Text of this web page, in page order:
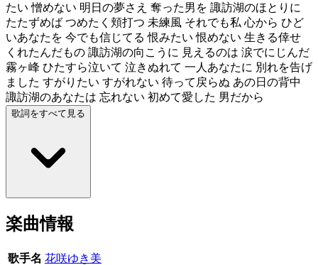
たい 憎めない 明日の夢さえ 奪った男を 諏訪湖のほとりに
たたずめば つめたく頬打つ 未練風 それでも私 心から ひど
いあなたを 今でも信じてる 恨みたい 恨めない 生きる倖せ
くれたんだもの 諏訪湖の向こうに 見えるのは 涙でにじんだ
霧ヶ峰 ひたすら泣いて 泣きぬれて 一人あなたに 別れを告げ
ました すがりたい すがれない 待って戻らぬ あの日の背中
諏訪湖のあなたは 忘れない 初めて愛した 男だから
歌詞をすべて見る
楽曲情報
歌手名 花咲ゆき美